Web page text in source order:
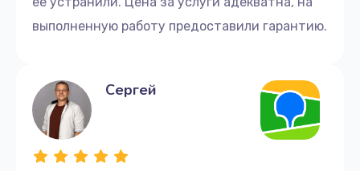
выполненную работу предоставили гарантию.
Сергей